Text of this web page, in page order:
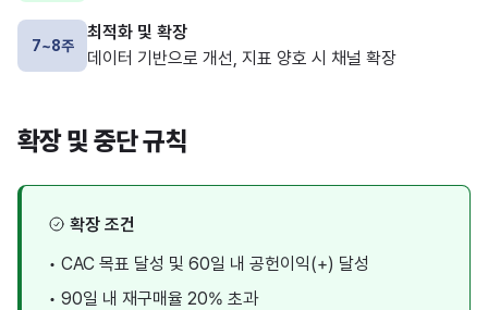
7~8주
최적화 및 확장
데이터 기반으로 개선, 지표 양호 시 채널 확장
확장 및 중단 규칙
확장 조건
• CAC 목표 달성 및 60일 내 공헌이익(+) 달성
• 90일 내 재구매율 20% 초과